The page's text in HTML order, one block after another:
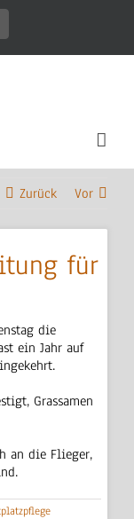
Zurück Vor
für
die
ein Jahr auf
Grassamen
an die Flieger,